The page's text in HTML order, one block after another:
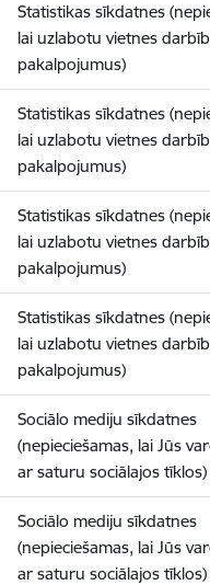
Statistikas sīkdatnes
lai uzlabotu vietnes
pakalpojumus)
Statistikas sīkdatnes
lai uzlabotu vietnes
pakalpojumus)
Statistikas sīkdatnes
lai uzlabotu vietnes
pakalpojumus)
Statistikas sīkdatnes
lai uzlabotu vietnes
pakalpojumus)
Sociālo mediju sīkdatnes
(nepieciešamas, lai Jūs
ar saturu sociālajos tīklos)
Sociālo mediju sīkdatnes
(nepieciešamas, lai Jūs
ar saturu sociālajos tīklos)